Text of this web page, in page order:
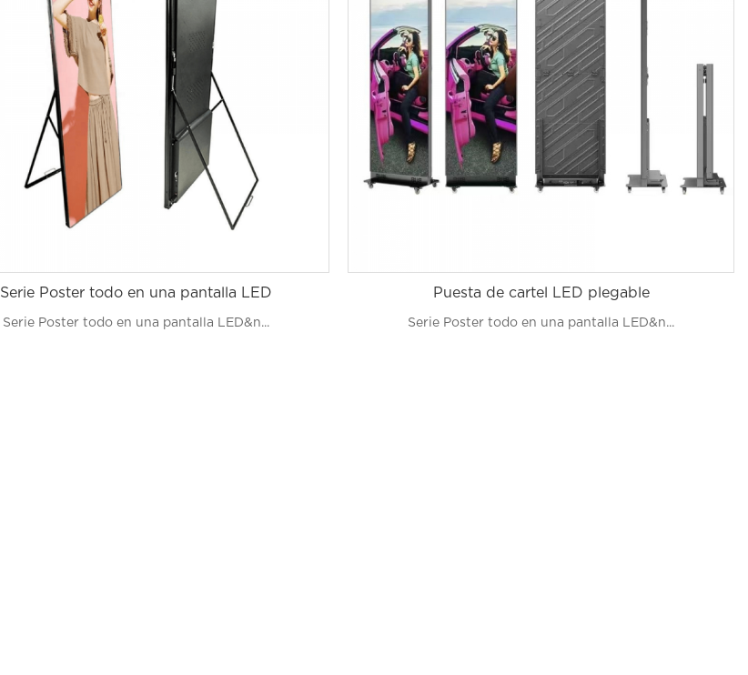
Serie Poster todo en una pantalla LED
Serie Poster todo en una pantalla LED&n...
Puesta de cartel LED plegable
Serie Poster todo en una pantalla LED&n...